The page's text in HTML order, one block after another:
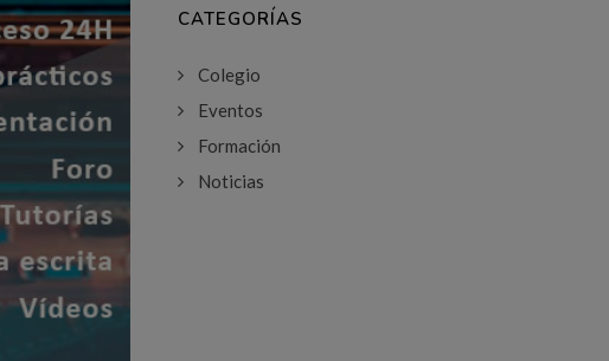
CATEGORÍAS
Colegio
Eventos
Formación
Noticias